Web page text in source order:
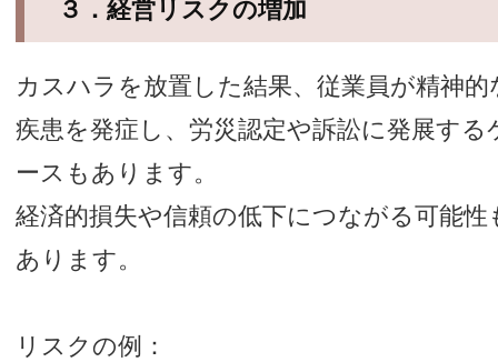
３．経営リスクの増加
カスハラを放置した結果、従業員が精神的
疾患を発症し、労災認定や訴訟に発展する
ースもあります。
経済的損失や信頼の低下につながる可能性
あります。
リスクの例：